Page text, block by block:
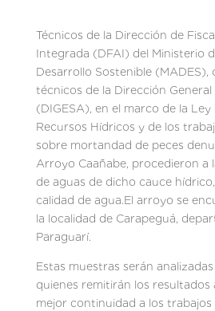
Técnicos de la Dirección de
Integrada (DFAI) del Ministerio
Desarrollo Sostenible
técnicos de la Dirección
(DIGESA), en el marco de la
Recursos Hídricos y de los
sobre mortandad de peces
Arroyo Caañabe, procedieron a
de aguas de dicho cauce
calidad de agua.El arroyo se
la localidad de Carapeguá,
Paraguarí.
Estas muestras serán
quienes remitirán los resultados
mejor continuidad a los